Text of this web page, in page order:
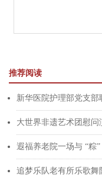
推荐阅读
新华医院护理部党支
大世界非遗艺术团慰问
遐福养老院一场与 “粽
追梦乐队老有所乐歌舞